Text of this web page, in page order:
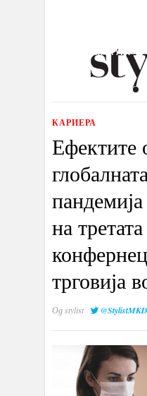
КУЛТУРА
ИЗЛОГ
КАРИЕРА
Ефектите
на
трговија
Одstylist @StylistMKD